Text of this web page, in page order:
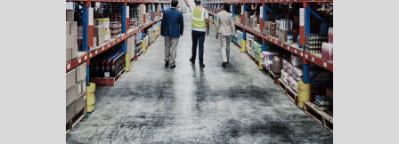
Arbeitslosenquote
(Landkreis / Kreisfreie Stadt)
BESCHÄFTIGTEN- UND ARBEITSLOSENQUOTE